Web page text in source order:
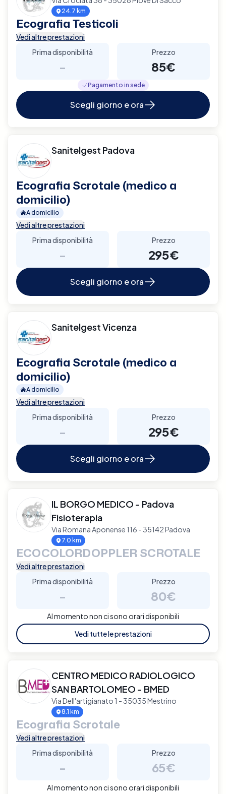
24.7 km
Ecografia Testicoli
Vedi altre prestazioni
Prima disponibilità
-
Prezzo
85€
Pagamento in sede
Scegli giorno e ora
Sanitelgest Padova
Ecografia Scrotale (medico a
domicilio)
A domicilio
Vedi altre prestazioni
Prima disponibilità
-
Prezzo
295€
Scegli giorno e ora
Sanitelgest Vicenza
Ecografia Scrotale (medico a
domicilio)
A domicilio
Vedi altre prestazioni
Prima disponibilità
-
Prezzo
295€
Scegli giorno e ora
IL BORGO MEDICO - Padova
Fisioterapia
Via Romana Aponense 116 - 35142 Padova
7.0 km
ECOCOLORDOPPLER SCROTALE
Vedi altre prestazioni
Prima disponibilità
-
Prezzo
80€
Al momento non ci sono orari disponibili
Vedi tutte le prestazioni
CENTRO MEDICO RADIOLOGICO
SAN BARTOLOMEO - BMED
Via Dell'artigianato 1 - 35035 Mestrino
8.1 km
Ecografia Scrotale
Vedi altre prestazioni
Prima disponibilità
-
Prezzo
65€
Al momento non ci sono orari disponibili